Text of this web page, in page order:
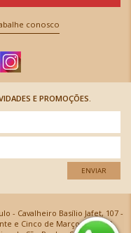
conosco
E PROMOÇÕES.
ENVIAR
- Cavalheiro Basílio Jafet, 107 -
e Cinco de Março, 576 - SP,